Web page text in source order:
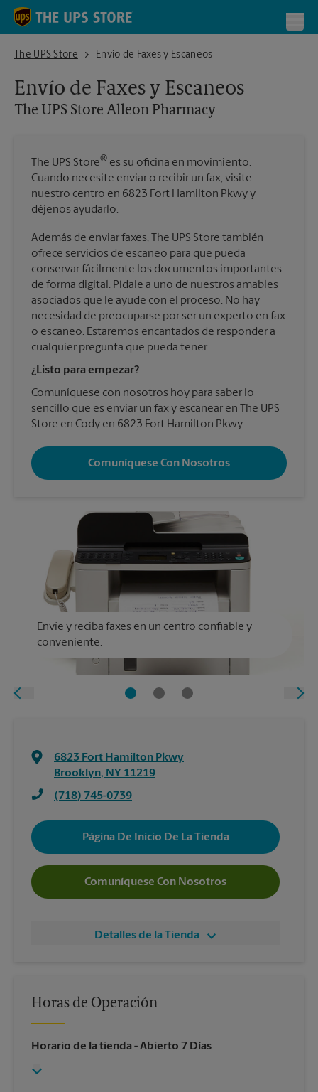
Skip to content
Return to Nav
The UPS Store
The UPS Store Alleon PharmacyEnvío de Faxes y Escaneos
Envío de Faxes y Escaneos
The UPS Store Alleon Pharmacy
The UPS Store® es su oficina en movimiento.
Cuando necesite enviar o recibir un fax, visite
nuestro centro en 6823 Fort Hamilton Pkwy y
déjenos ayudarlo.
Además de enviar faxes, The UPS Store también
ofrece servicios de escaneo para que pueda
conservar fácilmente los documentos importantes
de forma digital. Pídale a uno de nuestros amables
asociados que le ayude con el proceso. No hay
necesidad de preocuparse por ser un experto en fax
o escaneo. Estaremos encantados de responder a
cualquier pregunta que pueda tener.
¿Listo para empezar?
Comuníquese con nosotros hoy para saber lo
sencillo que es enviar un fax y escanear en The UPS
Store en Cody en 6823 Fort Hamilton Pkwy.
Comuníquese Con Nosotros
Envíe y reciba faxes en un centro confiable y
conveniente.
6823 Fort Hamilton Pkwy
Brooklyn, NY 11219
(718) 745-0739
Página De Inicio De La Tienda
Comuníquese Con Nosotros
Detalles de la Tienda
Horas de Operación
Horario de la tienda - Abierto 7 Días